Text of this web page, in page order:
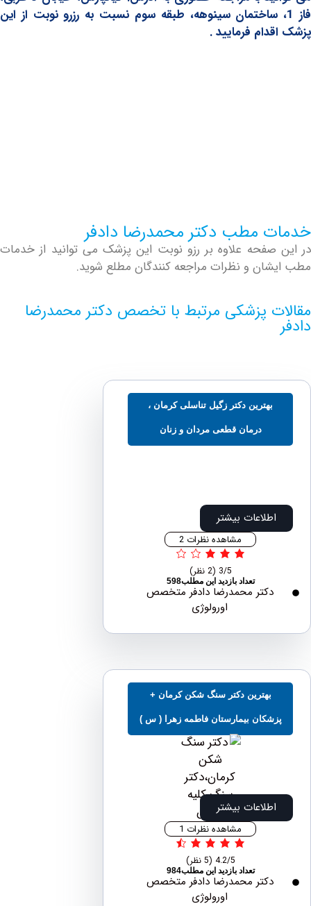
1، ساختمان سینوهه، طبقه سوم نسبت به رزرو نوبت از این
فرمایید .
مطب دکتر محمدرضا دادفر
علاوه بر رزو نوبت این پزشک می توانید از خدمات
و نظرات مراجعه کنندگان مطلع شوید.
پزشکی مرتبط با تخصص دکتر محمدرضا
بهترین دکتر زگیل تناسلی کرمان ،
درمان قطعی مردان و زنان
اطلاعات بیشتر
مشاهده نظرات 2
تعداد بازدید این مطلب598
دکتر محمدرضا دادفر متخصص
اورولوژی
بهترین دکتر سنگ شکن کرمان +
بیمارستان فاطمه زهرا ( س )
اطلاعات بیشتر
مشاهده نظرات 1
تعداد بازدید این مطلب984
دکتر محمدرضا دادفر متخصص
اورولوژی